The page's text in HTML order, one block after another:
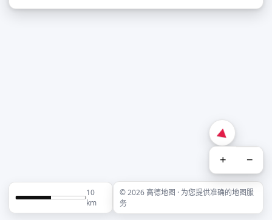
+ −
10
km
© 2026 高德地图 · 为您提供准确的地图服
务